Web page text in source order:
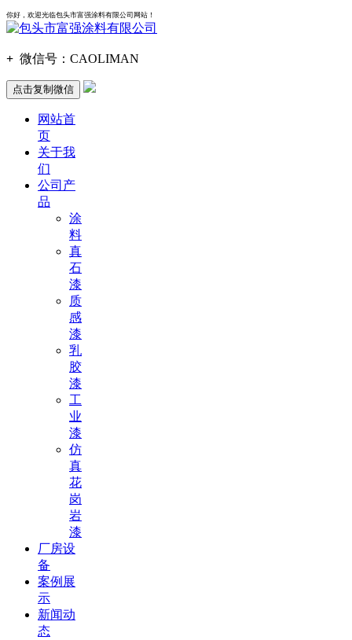
你好，欢迎光临包头市富强涂料有限公司网站！
+ 微信号： CAOLIMAN
点击复制微信
网站首
页
关于我
们
公司产
品
涂
料
真
石
漆
质
感
漆
乳
胶
漆
工
业
漆
仿
真
花
岗
岩
漆
厂房设
备
案例展
示
新闻动
态